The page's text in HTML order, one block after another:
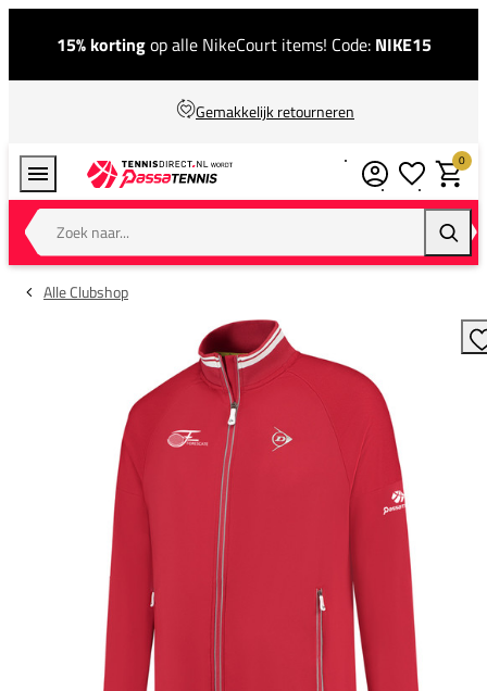
15% kortingop alle NikeCourt items! Code: NIKE15
Gemakkelijk retourneren
Zoek naar...
0
Alle Clubshop